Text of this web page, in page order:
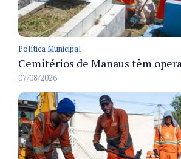
Política Municipal
07/08/2026